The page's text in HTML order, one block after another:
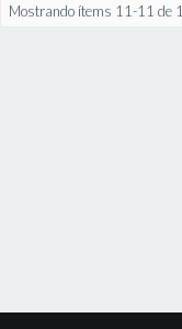
Mostrando ítems 11-11 de 1